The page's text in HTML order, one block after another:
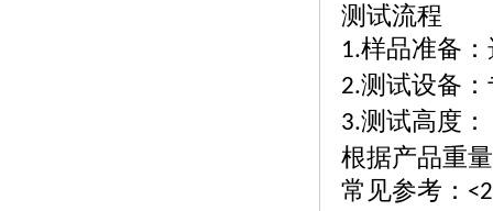
测试流程
1.样品准备
2.测试设备
3.测试高度：
根据产品重
常见参考：